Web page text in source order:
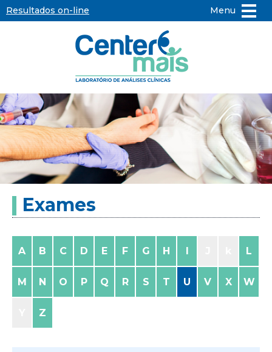
Resultados on-line Menu
Center
Mais
-
Laboratório
Análises
Exames
A B C D E F G H I L
M N O P Q R S T U V X W
Z